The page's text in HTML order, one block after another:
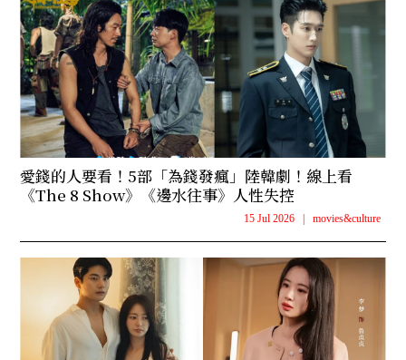
愛錢的人要看！5部「為錢發瘋」陸韓劇！線上看
《The 8 Show》《邊水往事》人性失控
15 Jul 2026 | movies&culture